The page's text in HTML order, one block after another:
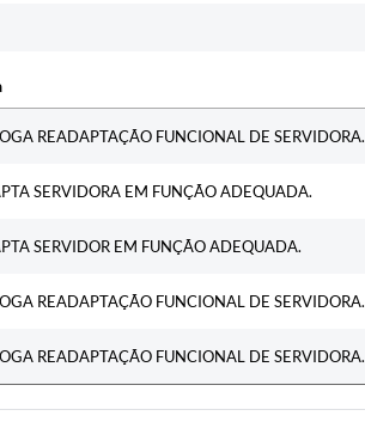
READAPTAÇÃO FUNCIONAL DE SERVIDORA.
SERVIDORA EM FUNÇÃO ADEQUADA.
SERVIDOR EM FUNÇÃO ADEQUADA.
READAPTAÇÃO FUNCIONAL DE SERVIDORA.
READAPTAÇÃO FUNCIONAL DE SERVIDORA.